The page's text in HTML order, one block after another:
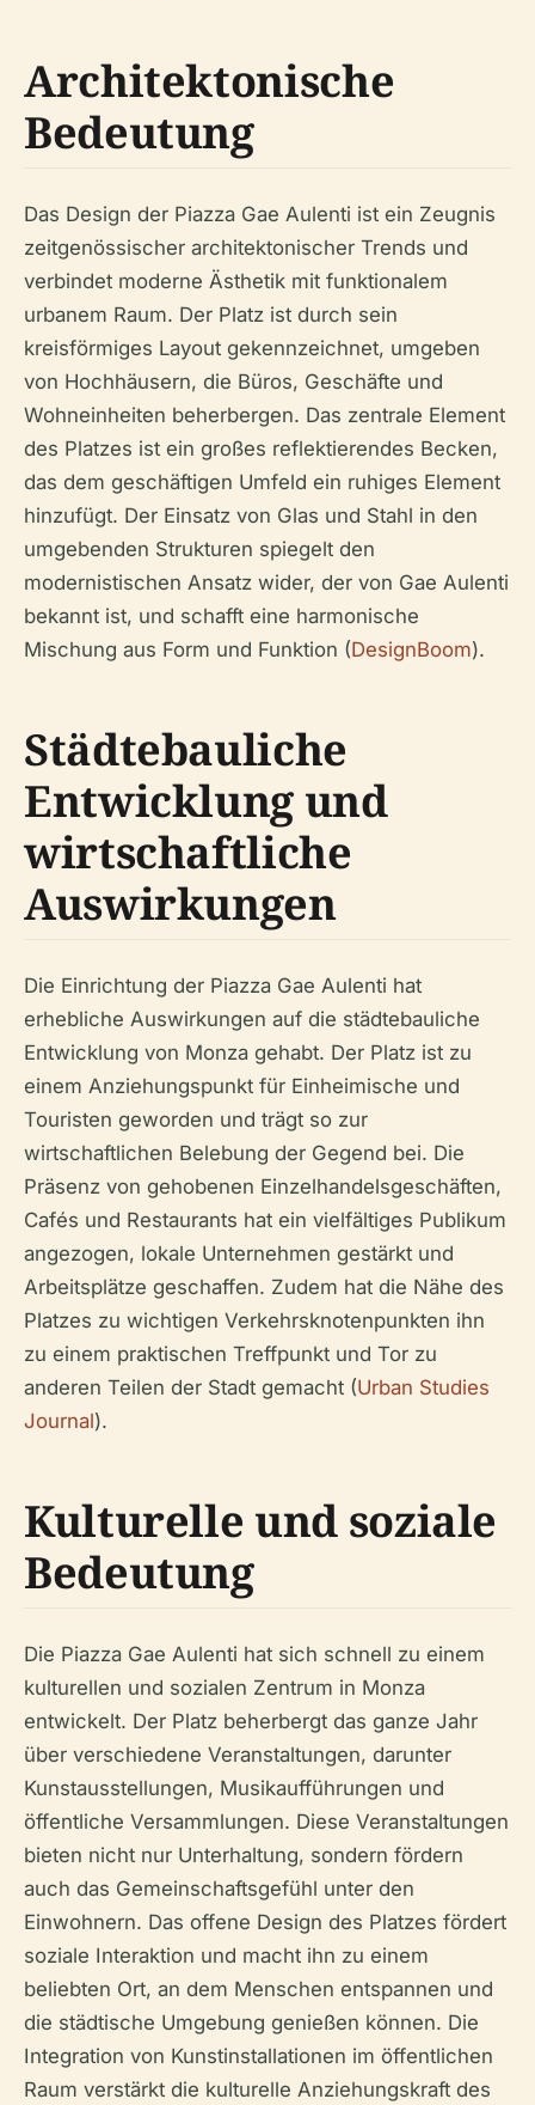
Architektonische
Bedeutung
Das Design der Piazza Gae Aulenti ist ein Zeugnis
zeitgenössischer architektonischer Trends und
verbindet moderne Ästhetik mit funktionalem
urbanem Raum. Der Platz ist durch sein
kreisförmiges Layout gekennzeichnet, umgeben
von Hochhäusern, die Büros, Geschäfte und
Wohneinheiten beherbergen. Das zentrale Element
des Platzes ist ein großes reflektierendes Becken,
das dem geschäftigen Umfeld ein ruhiges Element
hinzufügt. Der Einsatz von Glas und Stahl in den
umgebenden Strukturen spiegelt den
modernistischen Ansatz wider, der von Gae Aulenti
bekannt ist, und schafft eine harmonische
Mischung aus Form und Funktion (DesignBoom).
Städtebauliche
Entwicklung und
wirtschaftliche
Auswirkungen
Die Einrichtung der Piazza Gae Aulenti hat
erhebliche Auswirkungen auf die städtebauliche
Entwicklung von Monza gehabt. Der Platz ist zu
einem Anziehungspunkt für Einheimische und
Touristen geworden und trägt so zur
wirtschaftlichen Belebung der Gegend bei. Die
Präsenz von gehobenen Einzelhandelsgeschäften,
Cafés und Restaurants hat ein vielfältiges Publikum
angezogen, lokale Unternehmen gestärkt und
Arbeitsplätze geschaffen. Zudem hat die Nähe des
Platzes zu wichtigen Verkehrsknotenpunkten ihn
zu einem praktischen Treffpunkt und Tor zu
anderen Teilen der Stadt gemacht (Urban Studies
Journal).
Kulturelle und soziale
Bedeutung
Die Piazza Gae Aulenti hat sich schnell zu einem
kulturellen und sozialen Zentrum in Monza
entwickelt. Der Platz beherbergt das ganze Jahr
über verschiedene Veranstaltungen, darunter
Kunstausstellungen, Musikaufführungen und
öffentliche Versammlungen. Diese Veranstaltungen
bieten nicht nur Unterhaltung, sondern fördern
auch das Gemeinschaftsgefühl unter den
Einwohnern. Das offene Design des Platzes fördert
soziale Interaktion und macht ihn zu einem
beliebten Ort, an dem Menschen entspannen und
die städtische Umgebung genießen können. Die
Integration von Kunstinstallationen im öffentlichen
Raum verstärkt die kulturelle Anziehungskraft des